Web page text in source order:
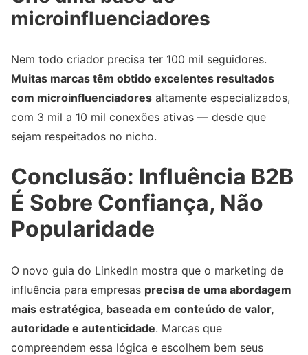
microinfluenciadores
Nem todo criador precisa ter 100 mil seguidores.
Muitas marcas têm obtido excelentes resultados
com microinfluenciadores altamente especializados,
com 3 mil a 10 mil conexões ativas — desde que
sejam respeitados no nicho.
Conclusão: Influência B2B
É Sobre Confiança, Não
Popularidade
O novo guia do LinkedIn mostra que o marketing de
influência para empresas precisa de uma abordagem
mais estratégica, baseada em conteúdo de valor,
autoridade e autenticidade. Marcas que
compreendem essa lógica e escolhem bem seus